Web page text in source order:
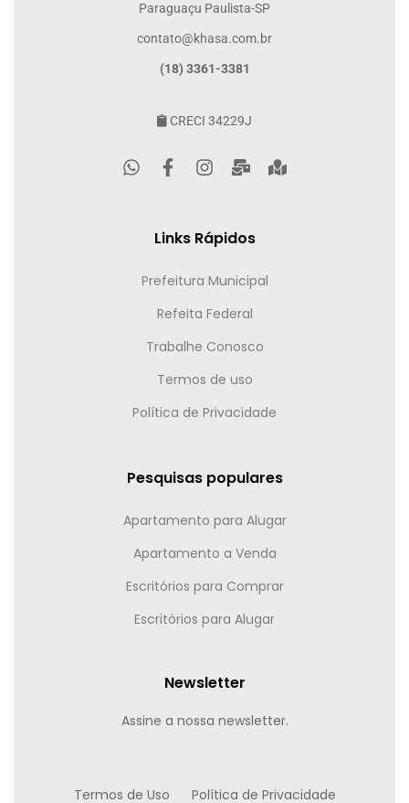
Paraguaçu Paulista-SP
contato@khasa.com.br
(18) 3361-3381
CRECI 34229J
Links Rápidos
Prefeitura Municipal
Refeita Federal
Trabalhe Conosco
Termos de uso
Política de Privacidade
Pesquisas populares
Apartamento para Alugar
Apartamento a Venda
Escritórios para Comprar
Escritórios para Alugar
Newsletter
Assine a nossa newsletter.
Termos de Uso Política de Privacidade